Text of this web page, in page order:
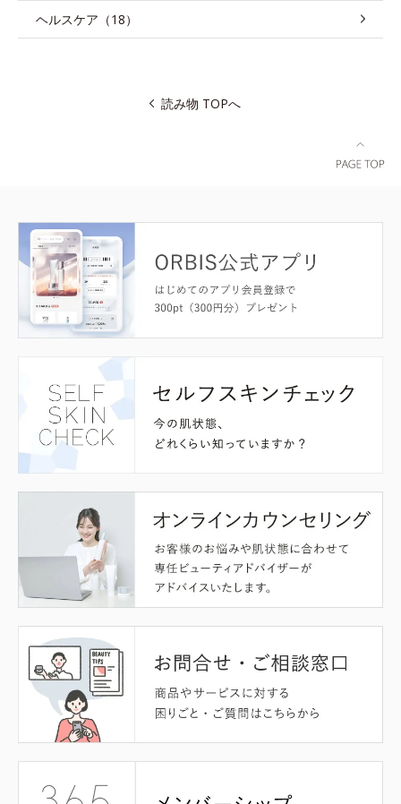
ヘルスケア（18）
読み物 TOPへ